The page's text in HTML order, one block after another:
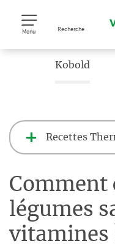
Menu Recherche
Kobold
Recettes
Comment
légumes
vitamines